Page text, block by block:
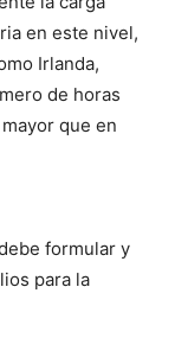
en este nivel,
Irlanda,
de horas
que en
formular y
para la